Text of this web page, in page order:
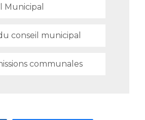
Municipal
conseil municipal
communales